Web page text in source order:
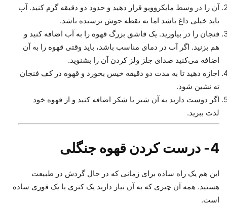
آن را در وسط مایکروویو قرار دهید و حدود دو دقیقه گرم کنید. آب
باید خیلی داغ باشد اما به نقطه جوش نرسیده باشد.
فنجان را در بیاورید. یک قاشق بزرگ قهوه را به آب اضافه کنید و
هم بزنید. اگر آب در دمای مناسب باشد، باید وقتی قهوه را به آن
اضافه می‌کنید صدای جلز ولز کردن آن را بشنوید.
اجازه دهید تا به مدت دو دقیقه خیس بخورد و قهوه در کف فنجان
ته نشین شود.
اگر دوست دارید به آن شیر یا شکر اضافه کنید و از قهوه خود
لذت ببرید.
4- درست کردن قهوه جنگلی
این هم یک راه ساده برای زمانی که در حال گردش در طبیعت
هستید. همه آن چیزی که به آن نیاز دارید یک کتری یا یک قوری ساده
است.